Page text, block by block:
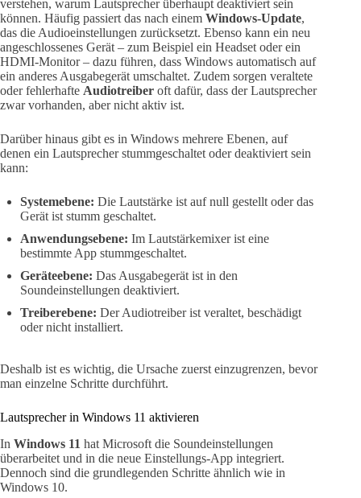
verstehen, warum Lautsprecher überhaupt deaktiviert sein
können. Häufig passiert das nach einem Windows-Update,
das die Audioeinstellungen zurücksetzt. Ebenso kann ein neu
angeschlossenes Gerät – zum Beispiel ein Headset oder ein
HDMI-Monitor – dazu führen, dass Windows automatisch auf
ein anderes Ausgabegerät umschaltet. Zudem sorgen veraltete
oder fehlerhafte Audiotreiber oft dafür, dass der Lautsprecher
zwar vorhanden, aber nicht aktiv ist.
Darüber hinaus gibt es in Windows mehrere Ebenen, auf
denen ein Lautsprecher stummgeschaltet oder deaktiviert sein
kann:
Systemebene: Die Lautstärke ist auf null gestellt oder das
Gerät ist stumm geschaltet.
Anwendungsebene: Im Lautstärkemixer ist eine
bestimmte App stummgeschaltet.
Geräteebene: Das Ausgabegerät ist in den
Soundeinstellungen deaktiviert.
Treiberebene: Der Audiotreiber ist veraltet, beschädigt
oder nicht installiert.
Deshalb ist es wichtig, die Ursache zuerst einzugrenzen, bevor
man einzelne Schritte durchführt.
Lautsprecher in Windows 11 aktivieren
In Windows 11 hat Microsoft die Soundeinstellungen
überarbeitet und in die neue Einstellungs-App integriert.
Dennoch sind die grundlegenden Schritte ähnlich wie in
Windows 10.